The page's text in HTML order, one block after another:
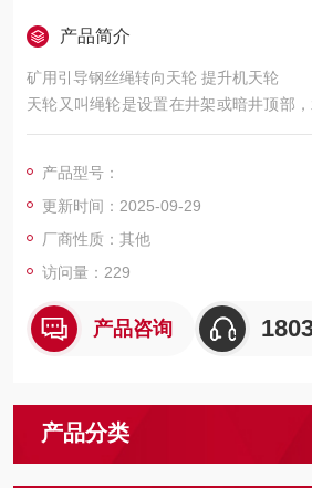
产品简介
矿用引导钢丝绳转向天轮 提升机天轮
天轮又叫绳轮是设置在井架或暗井顶部
轮。矿井立井井架上方调节钢丝绳运动
笼、吊桶或者立井箕斗的重量，也常常
产品型号：
更新时间：2025-09-29
厂商性质：其他
访问量：229
产品咨询
产品分类